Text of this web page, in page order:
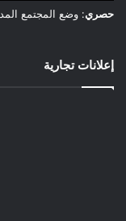
حصري: وضع المجتمع
إعلانات تجارية